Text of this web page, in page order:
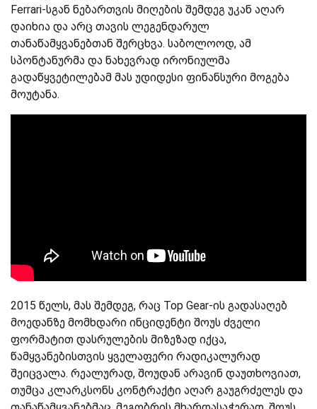
Ferrari-სგან ნებართვის მიღების შემდეგ უკან აღარ
დაიხია და არც თავის ლეგენდარულ
თანაწამყვანებთან შერცხვა. საბოლოოდ, ამ
სპონტანურმა და ნახევრად ირონიულმა
გადაწყვეტილებამ მას უდიდესი ფინანსური მოგება
მოუტანა.
2015 წელს, მას შემდეგ, რაც Top Gear-ის გადასაღებ
მოედანზე მომხდარი ინციდენტი შოუს ძველი
ფორმატით დასრულების მიზეზად იქცა,
წამყვანებისთვის ყველაფერი რადიკალურად
შეიცვალა. რეალურად, შოუდან არავინ დაუთხოვიათ,
თუმცა კლარკსონს კონტრაქტი აღარ გაუგრძელეს და